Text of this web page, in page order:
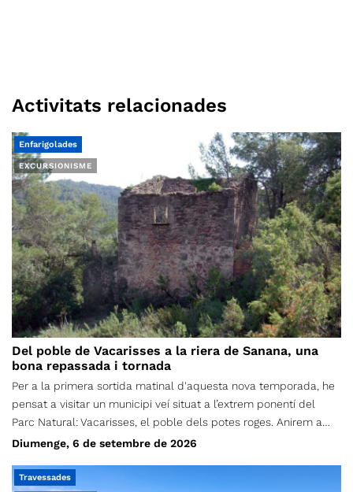
Activitats relacionades
EXCURSIONISME
Enfarigolades
Del poble de Vacarisses a la riera de Sanana, una
bona repassada i tornada
Per a la primera sortida matinal d'aquesta nova temporada, he
pensat a visitar un municipi veí situat a l’extrem ponentí del
Parc Natural: Vacarisses, el poble dels potes roges. Anirem a
recórrer part de les dues ribes de la riera de Sanana i del
amb l’objectiu de visitar el màxim d’elements patrimonials
Diumenge, 6 de setembre de 2026
Travessades